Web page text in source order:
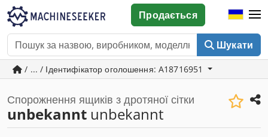
Шукати
Продається
/ ... / Ідентифікатор оголошення: A18716951
Спорожнення ящиків з дротяної сітки
unbekannt unbekannt